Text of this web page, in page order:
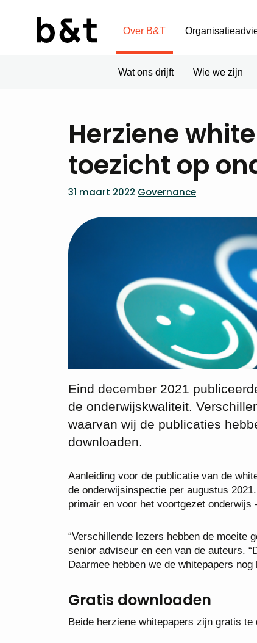
Over B&T
Wat ons drijft Wie we zijn
Herziene
toezicht op
31 maart 2022 Governance
Eind december 2021
de onderwijskwaliteit.
waarvan wij de publicaties
downloaden.
Aanleiding voor de publicatie van de
de onderwijsinspectie per augustus
primair en voor het voortgezet onderwijs
“Verschillende lezers hebben de moeite
senior adviseur en een van de auteurs.
Daarmee hebben we de whitepapers
Gratis downloaden
Beide herziene whitepapers zijn gratis te